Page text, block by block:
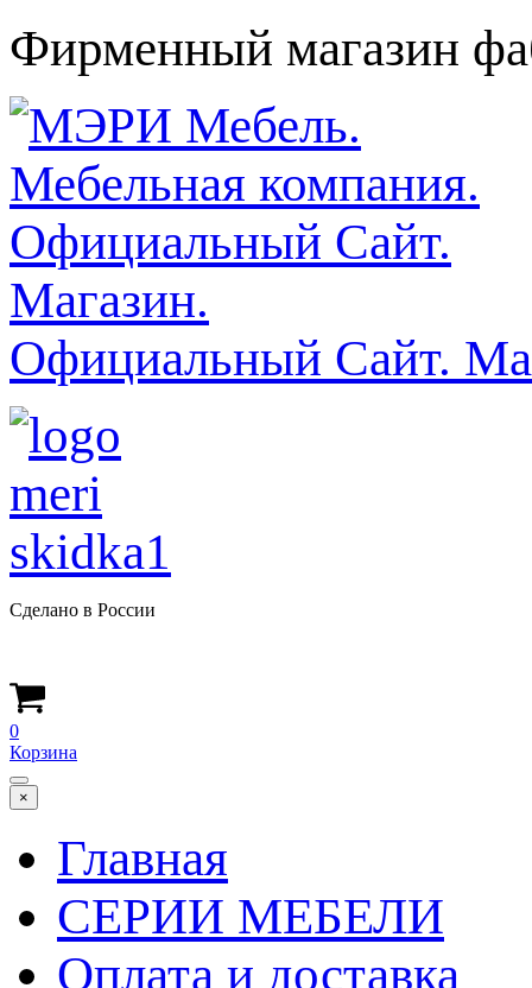
Фирменный магазин
Официальный Сайт.
Сделано в России
0
Корзина
×
Главная
СЕРИИ МЕБЕЛИ
Оплата и доставка